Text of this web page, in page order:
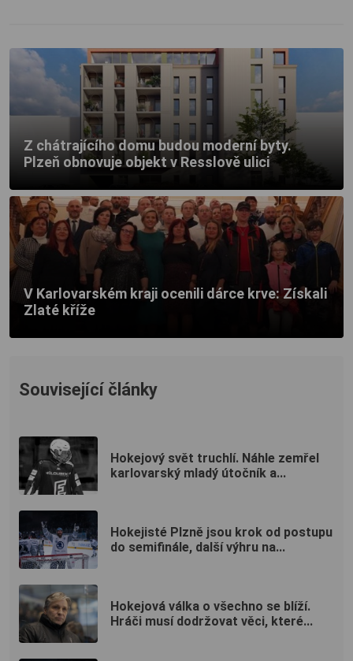
Z chátrajícího domu budou moderní byty.
Plzeň obnovuje objekt v Resslově ulici
V Karlovarském kraji ocenili dárce krve: Získali
Zlaté kříže
Související články
Hokejový svět truchlí. Náhle zemřel
karlovarský mladý útočník a...
Hokejisté Plzně jsou krok od postupu
do semifinále, další výhru na...
Hokejová válka o všechno se blíží.
Hráči musí dodržovat věci, které...